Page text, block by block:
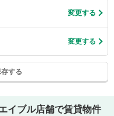
変更する
変更する
する
イブル店舗で賃貸物件